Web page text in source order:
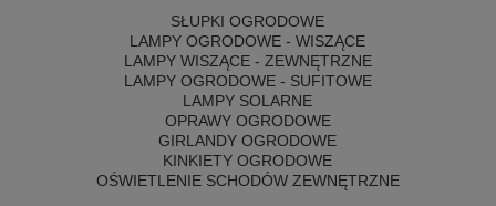
SŁUPKI OGRODOWE
LAMPY OGRODOWE - WISZĄCE
LAMPY WISZĄCE - ZEWNĘTRZNE
LAMPY OGRODOWE - SUFITOWE
LAMPY SOLARNE
OPRAWY OGRODOWE
GIRLANDY OGRODOWE
KINKIETY OGRODOWE
OŚWIETLENIE SCHODÓW ZEWNĘTRZNE